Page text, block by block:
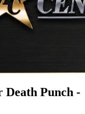
Death Punch -